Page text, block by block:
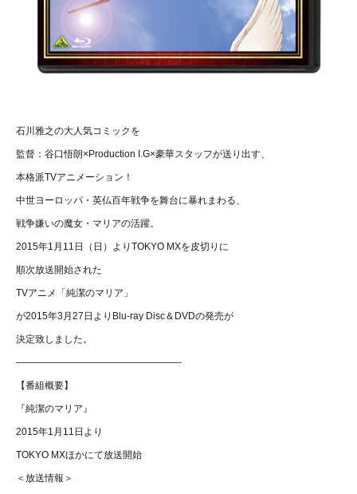
石川雅之の大人気コミックを
監督：谷口悟朗×Production I.G×豪華スタッフが送り出す、
本格派TVアニメーション！
中世ヨーロッパ・英仏百年戦争を舞台に暴れまわる、
戦争嫌いの魔女・マリアの活躍。
2015年1月11日（日）よりTOKYO MXを皮切りに
順次放送開始された
TVアニメ「純潔のマリア」
が2015年3月27日よりBlu-ray Disc＆DVDの発売が
決定致しました。
—————————————————-
【番組概要】
『純潔のマリア』
2015年1月11日より
TOKYO MXほかにて放送開始
＜放送情報＞